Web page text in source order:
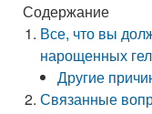
Содержание
Все, что вы
нарощенных
Другие
Связанные